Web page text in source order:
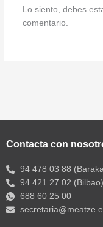
Lo siento, debes
comentario.
Contacta con
94 478 03 88
94 421 27 02 (Bilbao)
688 60 25 00